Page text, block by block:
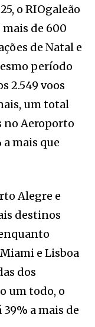
o RIOgaleão
de 600
de Natal e
período
2.549 voos
um total
no Aeroporto
mais que
Alegre e
destinos
e Lisboa
dos
um todo, o
a mais de